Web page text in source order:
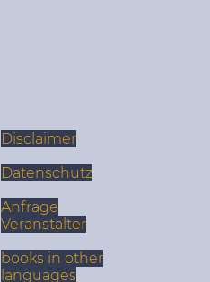
Disclaimer
Datenschutz
Anfrage
Veranstalter
books in other
languages